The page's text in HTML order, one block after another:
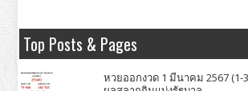
Top Posts & Pages
หวยออกงวด 1 มีนาคม 2567 (1-